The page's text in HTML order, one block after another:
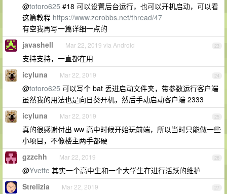
@totoro625 #18 可以设置后台运行，也可以开机启动，可以看
这篇教程 https://www.zerobbs.net/thread/47
有空我再写一篇详细一点的
23
javashell Mar 22, 2019 via Android
支持支持，一直都在用
24
icyluna Mar 22, 2019
@totoro625 可以写个 bat 丢进启动文件夹，带参数运行客户端
虽然我的用法也是向日葵开机，然后手动启动客户端 2333
25
icyluna Mar 22, 2019
真的很感谢付出 ww 高中时候开始玩前端，所以当时只能做一些
小项目，不像楼主两手都硬
26
gzzchh Mar 22, 2019
@Yvette 其实一个高中生和一个大学生在进行活跃的维护
27
Strelizia Mar 22, 2019